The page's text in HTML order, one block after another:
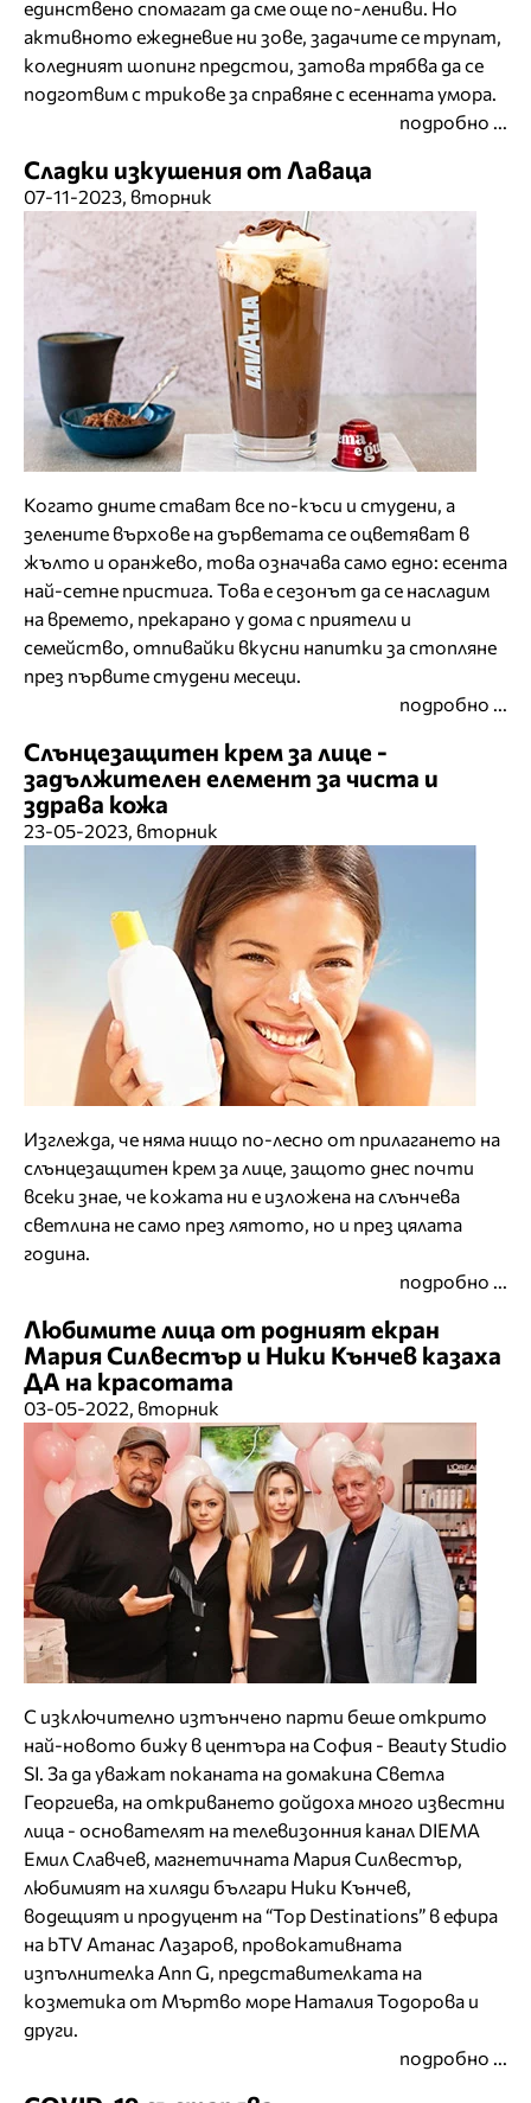
единствено спомагат да сме още по-лениви. Но
активното ежедневие ни зове, задачите се трупат,
коледният шопинг предстои, затова трябва да се
подготвим с трикове за справяне с есенната умора.
подробно ...
Сладки изкушения от Лаваца
07-11-2023, вторник
Когато дните стават все по-къси и студени, a
зелените върхове на дърветата се оцветяват в
жълто и оранжево, това означава само едно: есента
най-сетне пристига. Това е сезонът да се насладим
на времето, прекарано у дома с приятели и
семейство, отпивайки вкусни напитки за стопляне
през първите студени месеци.
подробно ...
Слънцезащитен крем за лице -
задължителен елемент за чиста и
здрава кожа
23-05-2023, вторник
Изглежда, че няма нищо по-лесно от прилагането на
слънцезащитен крем за лице, защото днес почти
всеки знае, че кожата ни е изложена на слънчева
светлина не само през лятото, но и през цялата
година.
подробно ...
Любимите лица от родният екран
Мария Силвестър и Ники Кънчев казаха
ДА на красотата
03-05-2022, вторник
С изключително изтънчено парти беше открито
най-новото бижу в центъра на София - Beauty Studio
SI. За да уважат поканата на домакина Светла
Георгиева, на откриването дойдоха много известни
лица - основателят на телевизонния канал DIEMA
Емил Славчев, магнетичната Мария Силвестър,
любимият на хиляди българи Ники Кънчев,
водещият и продуцент на “Top Destinations” в ефира
на bTV Атанас Лазаров, провокативната
изпълнителка Ann G, представителката на
козметика от Мъртво море Наталия Тодорова и
други.
подробно ...